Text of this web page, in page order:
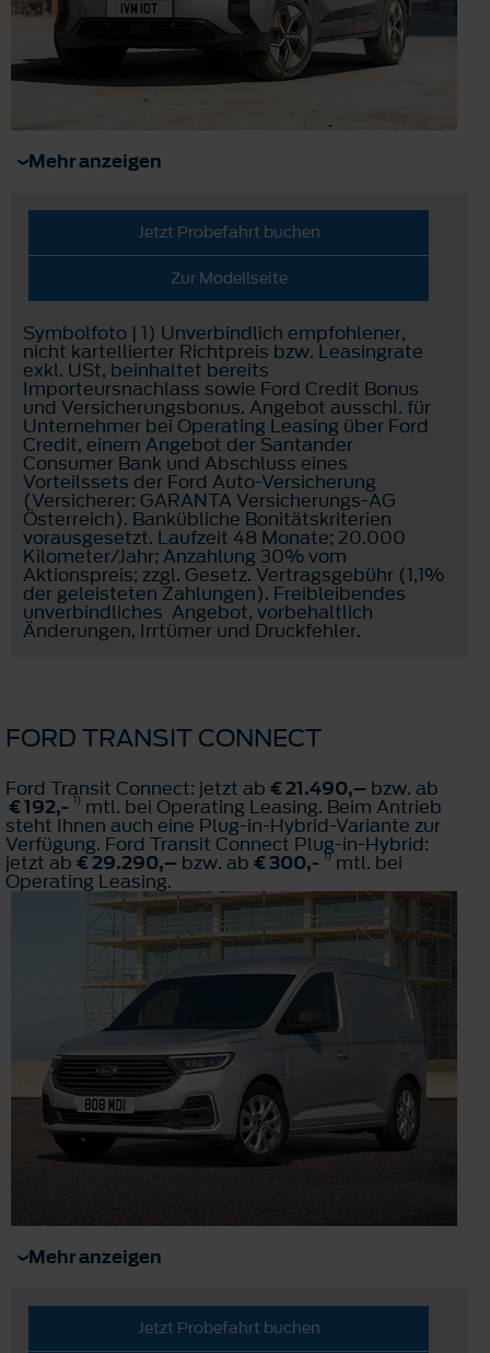
Mehr anzeigen
Jetzt Probefahrt buchen
Zur Modellseite
Symbolfoto | 1) Unverbindlich empfohlener,
nicht kartellierter Richtpreis bzw. Leasingrate
exkl. USt, beinhaltet bereits
Importeursnachlass sowie Ford Credit Bonus
und Versicherungsbonus. Angebot ausschl. für
Unternehmer bei Operating Leasing über Ford
Credit, einem Angebot der Santander
Consumer Bank und Abschluss eines
Vorteilssets der Ford Auto-Versicherung
(Versicherer: GARANTA Versicherungs-AG
Österreich). Bankübliche Bonitätskriterien
vorausgesetzt. Laufzeit 48 Monate; 20.000
Kilometer/Jahr; Anzahlung 30% vom
Aktionspreis; zzgl. Gesetz. Vertragsgebühr (1,1%
der geleisteten Zahlungen). Freibleibendes
unverbindliches Angebot, vorbehaltlich
Änderungen, Irrtümer und Druckfehler.
FORD TRANSIT CONNECT
Ford Transit Connect: jetzt ab € 21.490,– bzw. ab
€ 192,- 1) mtl. bei Operating Leasing. Beim Antrieb
steht Ihnen auch eine Plug-in-Hybrid-Variante zur
Verfügung. Ford Transit Connect Plug-in-Hybrid:
jetzt ab € 29.290,– bzw. ab € 300,- 1)mtl. bei
Operating Leasing.
Mehr anzeigen
Jetzt Probefahrt buchen